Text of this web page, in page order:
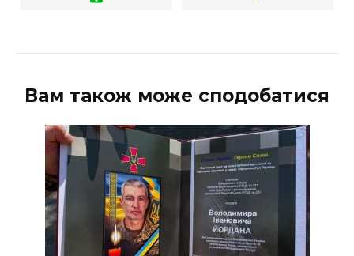
Вам також може сподобатися